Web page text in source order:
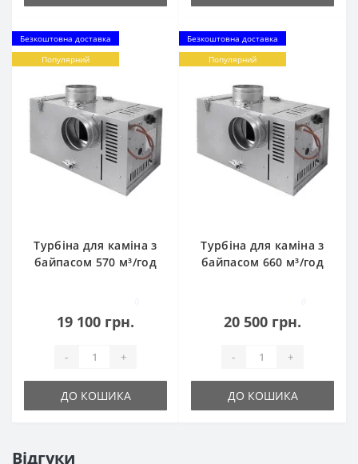
Безкоштовна доставка
Популярний
Турбіна для каміна з
байпасом 570 м³/год
19 100 грн.
- +
ДО КОШИКА
Безкоштовна доставка
Популярний
Турбіна для каміна з
байпасом 660 м³/год
20 500 грн.
- +
ДО КОШИКА
Відгуки